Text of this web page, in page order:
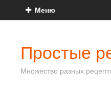
Меню
Простые
Множество разных